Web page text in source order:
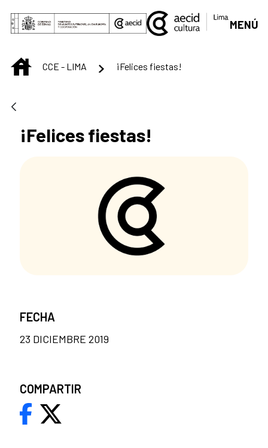
Saltar al contenido principal
MENÚ
INICIOCCE - LIMA ¡Felices fiestas!
¡Felices fiestas!
FECHA
23 DICIEMBRE 2019
COMPARTIR